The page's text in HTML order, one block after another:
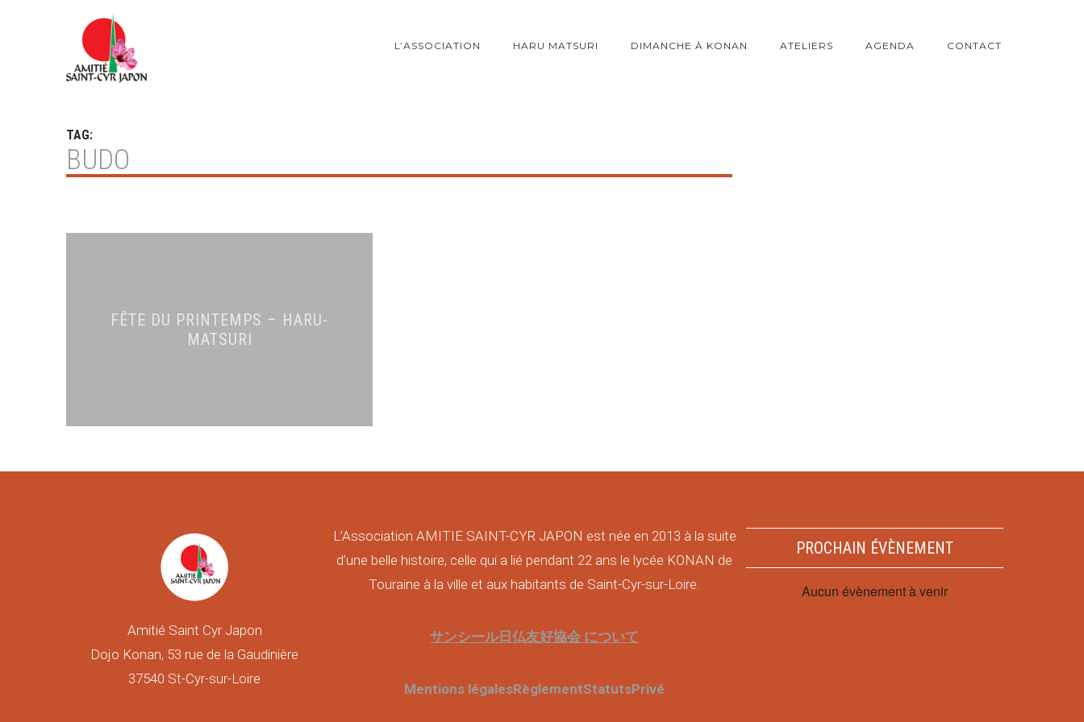
L’ASSOCIATION HARU MATSURI DIMANCHE À KONAN ATELIERS AGENDA CONTACT
TAG:
BUDO
FÊTE DU PRINTEMPS – HARU-
MATSURI
Amitié Saint Cyr Japon
Dojo Konan, 53 rue de la Gaudinière
37540 St-Cyr-sur-Loire
L’Association AMITIE SAINT-CYR JAPON est née en 2013 à la suite
d’une belle histoire, celle qui a lié pendant 22 ans le lycée KONAN de
Touraine à la ville et aux habitants de Saint-Cyr-sur-Loire.
サンシール日仏友好協会 について
Mentions légalesRèglementStatutsPrivé
PROCHAIN ÉVÈNEMENT
Aucun évènement à venir